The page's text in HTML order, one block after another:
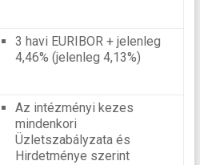
3 havi EURIBOR + jelenleg
4,46% (jelenleg 4,13%)
Az intézményi kezes
mindenkori
Üzletszabályzata és
Hirdetménye szerint